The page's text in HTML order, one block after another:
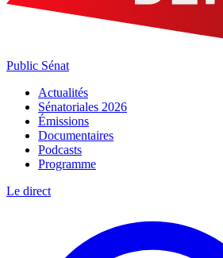
Public Sénat
Actualités
Sénatoriales 2026
Émissions
Documentaires
Podcasts
Programme
Le direct